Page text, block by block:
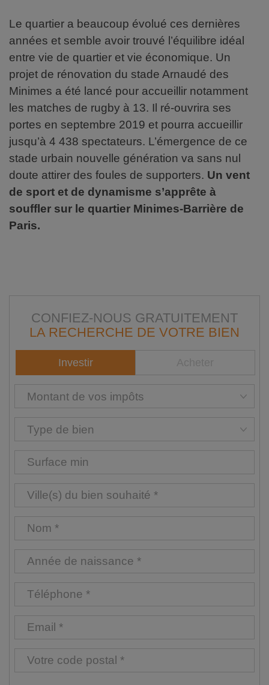
Le quartier a beaucoup évolué ces dernières
années et semble avoir trouvé l’équilibre idéal
entre vie de quartier et vie économique. Un
projet de rénovation du stade Arnaudé des
Minimes a été lancé pour accueillir notamment
les matches de rugby à 13. Il ré-ouvrira ses
portes en septembre 2019 et pourra accueillir
jusqu’à 4 438 spectateurs. L’émergence de ce
stade urbain nouvelle génération va sans nul
doute attirer des foules de supporters. Un vent
de sport et de dynamisme s’apprête à
souffler sur le quartier Minimes-Barrière de
Paris.
CONFIEZ-NOUS GRATUITEMENT
LA RECHERCHE DE VOTRE BIEN
Investir